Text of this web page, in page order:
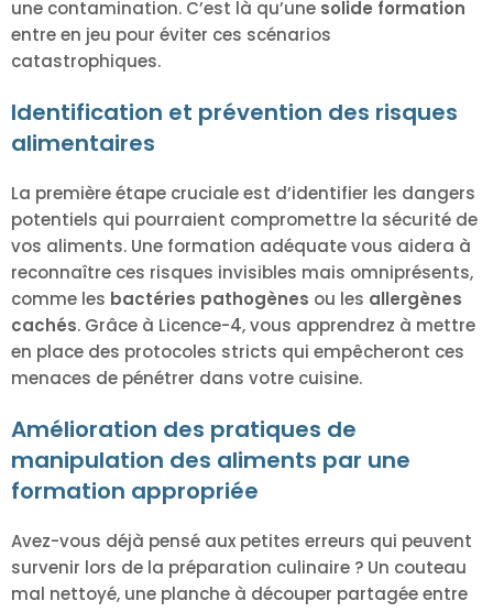
une contamination. C’est là qu’une solide formation
entre en jeu pour éviter ces scénarios
catastrophiques.
Identification et prévention des risques
alimentaires
La première étape cruciale est d’identifier les dangers
potentiels qui pourraient compromettre la sécurité de
vos aliments. Une formation adéquate vous aidera à
reconnaître ces risques invisibles mais omniprésents,
comme les bactéries pathogènes ou les allergènes
cachés. Grâce à Licence-4, vous apprendrez à mettre
en place des protocoles stricts qui empêcheront ces
menaces de pénétrer dans votre cuisine.
Amélioration des pratiques de
manipulation des aliments par une
formation appropriée
Avez-vous déjà pensé aux petites erreurs qui peuvent
survenir lors de la préparation culinaire ? Un couteau
mal nettoyé, une planche à découper partagée entre